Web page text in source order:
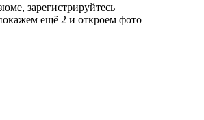
зарегистрируйтесь
ещё 2 и откроем фото